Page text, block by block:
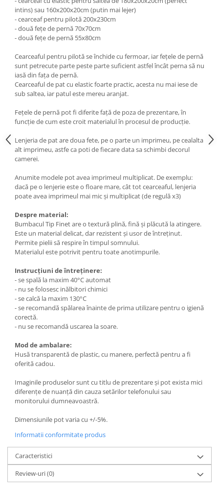
intins) sau 160x200x20cm (putin mai lejer)
- cearceaf pentru pilotă 200x230cm
- două fețe de pernă 70x70cm
- două fețe de pernă 55x80cm
Cearceaful pentru pilotă se închide cu fermoar, iar fețele de pernă
sunt petrecute parte peste parte suficient astfel încât perna să nu
iasă din fața de pernă.
Cearceaful de pat cu elastic foarte practic, acesta nu mai iese de
sub saltea, iar patul este mereu aranjat.
Fețele de pernă pot fi diferite față de poza de prezentare, în
funcție de cum este croit materialul în procesul de producție.
Lenjeria de pat are doua fete, pe o parte un imprimeu, pe cealalta
alt imprimeu, astfe ca poti de fiecare data sa schimbi decorul
camerei.
Anumite modele pot avea imprimeul multiplicat. De exemplu:
dacă pe o lenjerie este o floare mare, cât tot cearceaful, lenjeria
poate avea imprimeul mai mic și multiplicat (de regulă x3)
Despre material:
Bumbacul Tip Finet are o textură plină, fină și plăcută la atingere.
Este un material delicat, dar rezistent și usor de întreținut.
Permite pielii să respire în timpul somnului.
Materialul este potrivit pentru toate anotimpurile.
Instrucțiuni de întreținere:
- se spală la maxim 40°C automat
- nu se folosesc inălbitori chimici
- se calcă la maxim 130°C
- se recomandă spălarea înainte de prima utilizare pentru o igienă
corectă.
- nu se recomandă uscarea la soare.
Mod de ambalare:
Husă transparentă de plastic, cu manere, perfectă pentru a fi
oferită cadou.
Imaginile produselor sunt cu titlu de prezentare și pot exista mici
diferențe de nuanță din cauza setărilor telefonului sau
monitorului dumneavoastră.
Dimensiunile pot varia cu +/-5%.
Informatii conformitate produs
Caracteristici
Review-uri(0)